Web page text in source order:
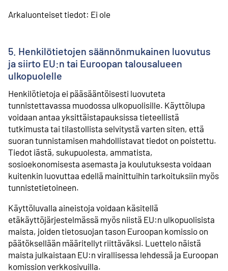
Arkaluonteiset tiedot: Ei ole
5. Henkilötietojen säännönmukainen luovutus
ja siirto EU:n tai Euroopan talousalueen
ulkopuolelle
Henkilötietoja ei pääsääntöisesti luovuteta
tunnistettavassa muodossa ulkopuolisille. Käyttölupa
voidaan antaa yksittäistapauksissa tieteellistä
tutkimusta tai tilastollista selvitystä varten siten, että
suoran tunnistamisen mahdollistavat tiedot on poistettu.
Tiedot iästä, sukupuolesta, ammatista,
sosioekonomisesta asemasta ja koulutuksesta voidaan
kuitenkin luovuttaa edellä mainittuihin tarkoituksiin myös
tunnistetietoineen.
Käyttöluvalla aineistoja voidaan käsitellä
etäkäyttöjärjestelmässä myös niistä EU:n ulkopuolisista
maista, joiden tietosuojan tason Euroopan komissio on
päätöksellään määritellyt riittäväksi. Luettelo näistä
maista julkaistaan EU:n virallisessa lehdessä ja Euroopan
komission verkkosivuilla.